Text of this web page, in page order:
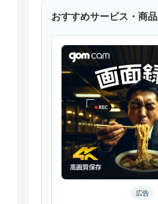
おすすめサービス・商品
広告